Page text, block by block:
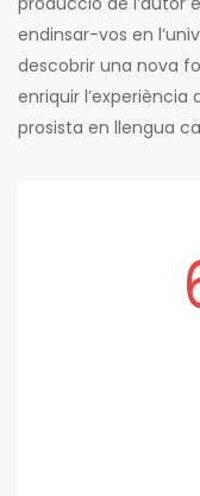
endinsar-vos en
descobrir una nova
enriquir l’experiència
prosista en llengua